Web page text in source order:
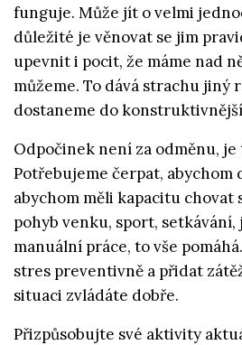
funguje. Může jít o velmi
důležité je věnovat se jim
upevnit i pocit, že máme nad
můžeme. To dává strachu jiný
dostaneme do
Odpočinek není za odměnu, je
Potřebujeme čerpat, abychom
abychom měli kapacitu chovat
pohyb venku, sport,
manuální práce, to vše
stres preventivně a přidat
situaci zvládáte dobře.
Přizpůsobujte své aktivity